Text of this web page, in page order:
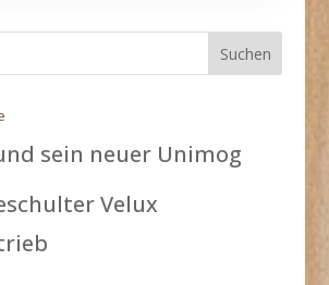
sein neuer Unimog
Velux